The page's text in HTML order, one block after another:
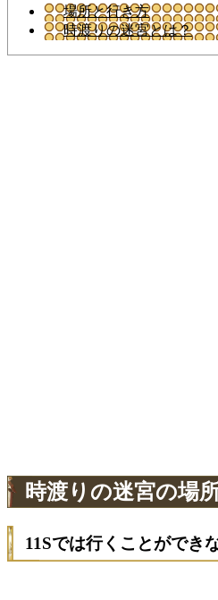
場所と行き方
時渡りの迷宮とは？
時渡りの迷宮の場
11Sでは行くことができ